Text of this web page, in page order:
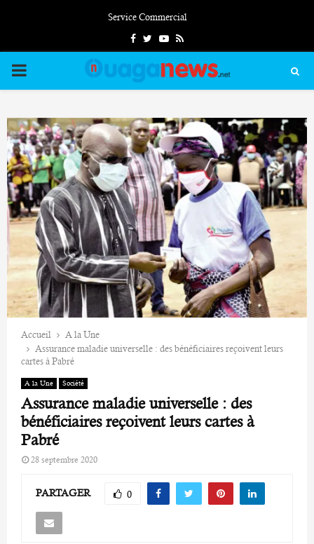
Service Commercial
FacebookTwitterYoutube
Rss
PRIMARY
Accueil
A la Une
Assurance maladie universelle : des bénéficiaires reçoivent leurs
cartes à Pabré
A la Une Société
Assurance maladie universelle : des
bénéficiaires reçoivent leurs cartes à
Pabré
28 septembre 2020
PARTAGER 0